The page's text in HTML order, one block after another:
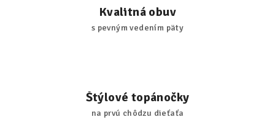
Kvalitná obuv
s pevným vedením päty
Štýlové topánočky
na prvú chôdzu dieťaťa